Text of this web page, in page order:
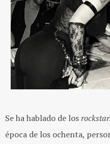
Se ha hablado de los
época de los ochenta,